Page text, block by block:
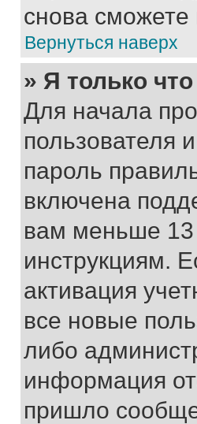
снова
Вернуться наверх
» Я только
Для начала
пользователя
пароль
включена
вам меньше 13
инструкциям.
активация
все новые
либо
информация
пришло